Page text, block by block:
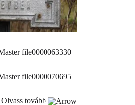
Olvass tovább